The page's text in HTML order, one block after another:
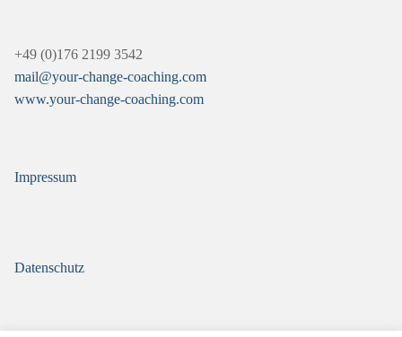
+49 (0)176 2199 3542
mail@your-change-coaching.com
www.your-change-coaching.com
Impressum
Datenschutz